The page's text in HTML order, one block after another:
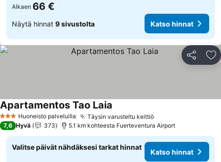
Alkaen 66 €
Näytä hinnat 9 sivustolta Katso hinnat
Jaa
3 Tähtiluokitus
Huoneisto palveluilla Täysin varusteltu keittiöKatso hinnat
Apartamentos Tao Laia
7,6 Hyvä 373 5.1 km kohteesta Fuerteventura Airport
Valitse päivät nähdäksesi tarkat hinnat
Katso hinnat